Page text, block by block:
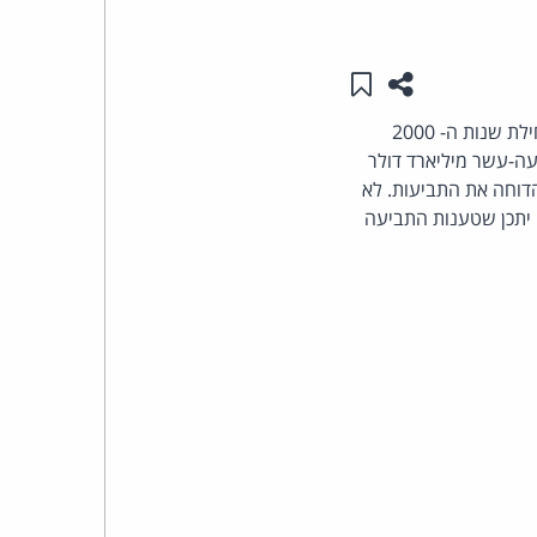
שתפו עמוד זה
שמור ב"תכנים שלי"
שתי תביעות תלויות ועומדות נגד משקיעי נאפסטר בטענה שהסכומים שהזרימו לשירות המפר בתחילת שנות ה- 2000
עשר מיליארד דולר
את התביעות. לא
שטענות התביעה